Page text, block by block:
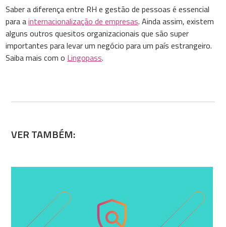
Saber a diferença entre RH e gestão de pessoas é essencial
para ainternacionalização de empresas. Ainda assim, existem
alguns outros quesitos organizacionais que são super
importantes para levar um negócio para um país estrangeiro.
Saiba mais com o Lingopass.
VER TAMBÉM: